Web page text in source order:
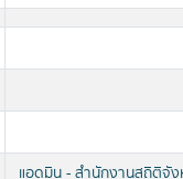
แอดมิน - สำนักงานสถิติจั